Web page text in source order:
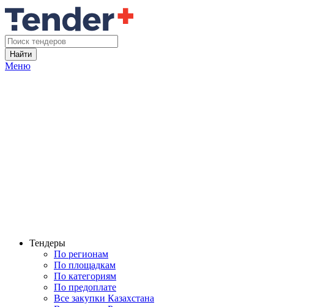
Найти
Меню
Тендеры
По регионам
По площадкам
По категориям
По предоплате
Все закупки Казахстана